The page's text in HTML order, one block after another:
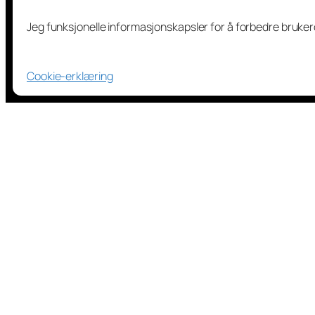
Jeg funksjonelle informasjonskapsler for å forbedre
Cookie-erklæring